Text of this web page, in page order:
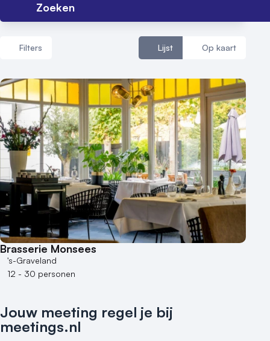
Zoeken
Filters Lijst Op kaart
Aantal zalen
1 - 5 zalen
6 - 10 zalen
10 of meer zalen
Aantal personen
1 - 50 personen
50 - 100 personen
100 - 250 personen
250 - 500 personen
500+ personen
Bijzondere locaties
Duurzame locatie
Groene locatie
Brasserie Monsees
's-Graveland
12 - 30 personen
Jouw meeting regel je bij
meetings.nl